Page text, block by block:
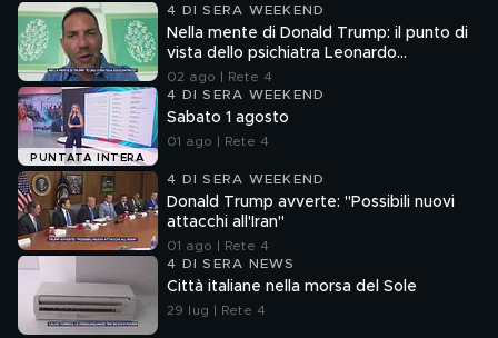
4 DI SERA WEEKEND
Nella mente di Donald Trump: il punto di
vista dello psichiatra Leonardo
Mendolicchio
02 ago | Rete 4
PUNTATA INTERA
4 DI SERA WEEKEND
Sabato 1 agosto
01 ago | Rete 4
4 DI SERA WEEKEND
Donald Trump avverte: "Possibili nuovi
attacchi all'Iran"
01 ago | Rete 4
4 DI SERA NEWS
Città italiane nella morsa del Sole
29 lug | Rete 4